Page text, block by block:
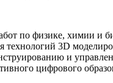
по физике, химии и
технологий 3D
и
цифрового